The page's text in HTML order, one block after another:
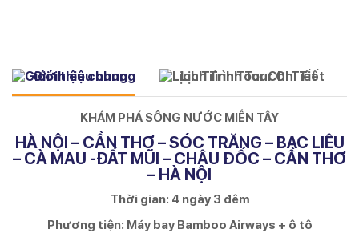
Giới thiệu chung Lịch Trình Tour Chi Tiết
KHÁM PHÁ SÔNG NƯỚC MIỀN TÂY
HÀ NỘI – CẦN THƠ – SÓC TRĂNG – BẠC LIÊU
– CÀ MAU -ĐẤT MŨI – CHÂU ĐỐC – CẦN THƠ
– HÀ NỘI
Thời gian: 4 ngày 3 đêm
Phương tiện: Máy bay Bamboo Airways + ô tô